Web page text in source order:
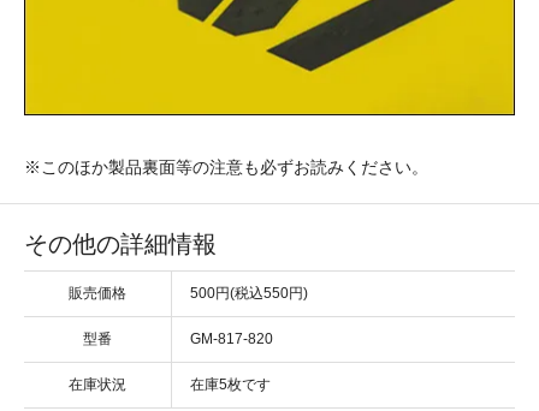
※このほか製品裏面等の注意も必ずお読みください。
その他の詳細情報
販売価格 500円(税込550円)
型番 GM-817-820
在庫状況 在庫5枚です